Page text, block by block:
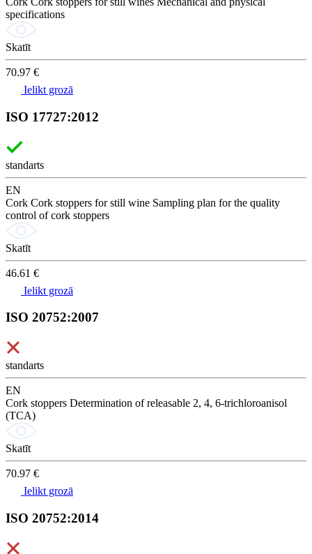
specifications
Skatīt
70.97 €
Ielikt grozā
ISO 17727:2012
standarts
EN
Cork Cork stoppers for still wine Sampling plan for the quality
control of cork stoppers
Skatīt
46.61 €
Ielikt grozā
ISO 20752:2007
standarts
EN
Cork stoppers Determination of releasable 2, 4, 6-trichloroanisol
(TCA)
Skatīt
70.97 €
Ielikt grozā
ISO 20752:2014